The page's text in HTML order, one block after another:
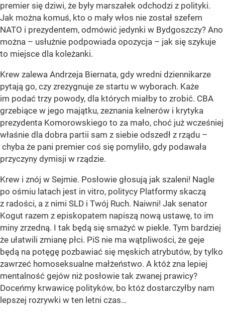
premier się dziwi, że były marszałek odchodzi z polityki.
Jak można komuś, kto o mały włos nie został szefem
NATO i prezydentem, odmówić jedynki w Bydgoszczy? Ano
można – usłużnie podpowiada opozycja – jak się szykuje
to miejsce dla koleżanki.
Krew zalewa Andrzeja Biernata, gdy wredni dziennikarze
pytają go, czy zrezygnuje ze startu w wyborach. Każe
im podać trzy powody, dla których miałby to zrobić. CBA
grzebiące w jego majątku, zeznania kelnerów i krytyka
prezydenta Komorowskiego to za mało, choć już wcześniej
właśnie dla dobra partii sam z siebie odszedł z rządu –
chyba że pani premier coś się pomyliło, gdy podawała
przyczyny dymisji w rządzie.
Krew i znój w Sejmie. Posłowie głosują jak szaleni! Nagle
po ośmiu latach jest in vitro, politycy Platformy skaczą
z radości, a z nimi SLD i Twój Ruch. Naiwni! Jak senator
Kogut razem z episkopatem napiszą nową ustawę, to im
miny zrzedną. I tak będą się smażyć w piekle. Tym bardziej
że ułatwili zmianę płci. PiS nie ma wątpliwości, że geje
będą na potęgę pozbawiać się męskich atrybutów, by tylko
zawrzeć homoseksualne małżeństwo. A któż zna lepiej
mentalność gejów niż posłowie tak zwanej prawicy?
Doceńmy krwawicę polityków, bo któż dostarczyłby nam
lepszej rozrywki w ten letni czas…